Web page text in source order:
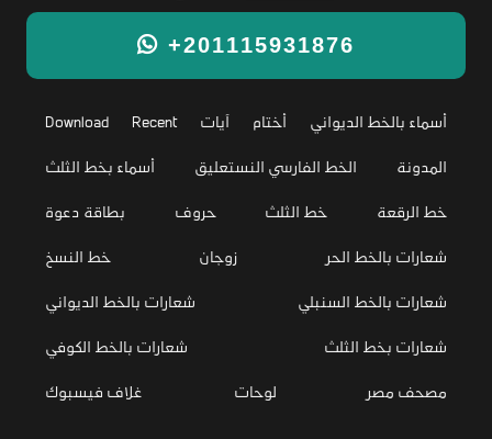
+201115931876
Download Recent آيات أختام أسماء بالخط الديواني
أسماء بخط الثلث الخط الفارسي النستعليق المدونة
بطاقة دعوة حروف خط الثلث خط الرقعة
خط النسخ زوجان شعارات بالخط الحر
شعارات بالخط الديواني شعارات بالخط السنبلي
شعارات بالخط الكوفي شعارات بخط الثلث
غلاف فيسبوك لوحات مصحف مصر